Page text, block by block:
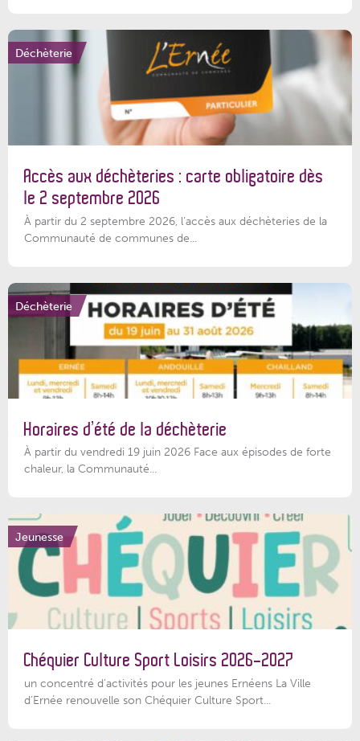
Déchèterie
Accès aux déchèteries : carte obligatoire dès
le 2 septembre 2026
À partir du 2 septembre 2026, l’accès aux déchèteries de la
Communauté de communes de...
Déchèterie
Horaires d’été de la déchèterie
À partir du vendredi 19 juin 2026 Face aux épisodes de forte
chaleur, la Communauté...
Jeunesse
Chéquier Culture Sport Loisirs 2026-2027
un concentré d’activités pour les jeunes Ernéens La Ville
d’Ernée renouvelle son Chéquier Culture Sport...